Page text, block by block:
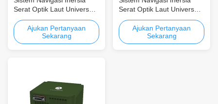
Serat Optik Laut Universal
Keandalan Tinggi untuk
USV dan UUV
Ajukan Pertanyaan
Sekarang
Serat Optik Laut Universal
TDF99A dengan Data
Navigasi Real-Time
Ajukan Pertanyaan
Sekarang